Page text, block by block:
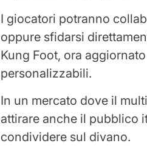
I giocatori potranno
oppure sfidarsi
Kung Foot, ora
personalizzabili.
In un mercato dove il
attirare anche il pubblico
condividere sul divano.